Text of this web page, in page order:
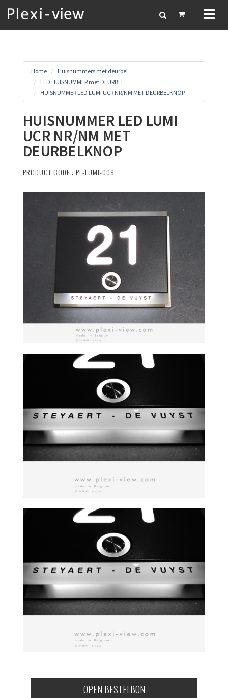
Home
Huisnummers met deurbel
LED HUISNUMMER met DEURBEL
HUISNUMMER LED LUMI UCR NR/NM MET DEURBELKNOP
HUISNUMMER LED LUMI
UCR NR/NM MET
DEURBELKNOP
PRODUCT CODE : PL-LUMI-009
OPEN BESTELBON